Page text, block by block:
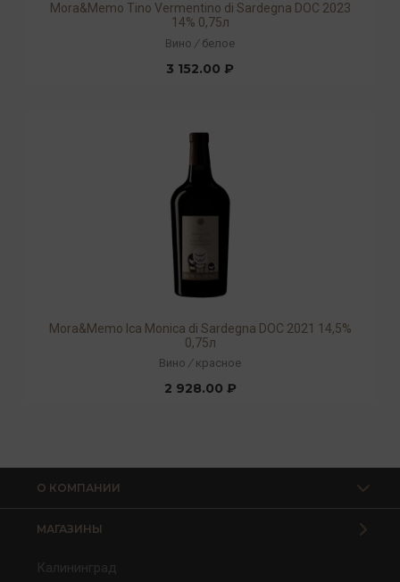
Mora&Memo Tino Vermentino di Sardegna DOC 2023
14% 0,75л
Вино / белое
3 152.00 ₽
Mora&Memo Ica Monica di Sardegna DOC 2021 14,5%
0,75л
Вино / красное
2 928.00 ₽
О КОМПАНИИ
МАГАЗИНЫ
Калининград